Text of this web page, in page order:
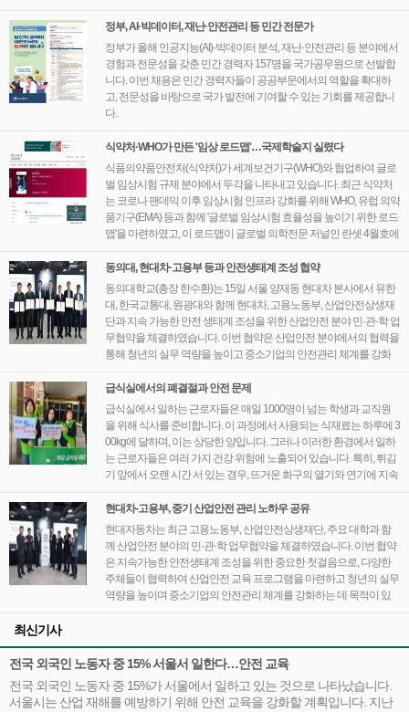
정부, AI·빅데이터, 재난·안전관리 등 민간 전문가
정부가 올해 인공지능(AI)·빅데이터 분석, 재난·안전관리 등 분야에서
경험과 전문성을 갖춘 민간 경력자 157명을 국가공무원으로 선발합
니다. 이번 채용은 민간 경력자들이 공공부문에서의 역할을 확대하
고, 전문성을 바탕으로 국가 발전에 기여할 수 있는 기회를 제공합니
다.
식약처·WHO가 만든 '임상 로드맵'…국제학술지 실렸다
식품의약품안전처(식약처)가 세계보건기구(WHO)와 협업하여 글로
벌 임상시험 규제 분야에서 두각을 나타내고 있습니다. 최근 식약처
는 코로나 팬데믹 이후 임상시험 인프라 강화를 위해 WHO, 유럽 의약
품기구(EMA) 등과 함께 '글로벌 임상시험 효율성을 높이기 위한 로드
맵'을 마련하였고, 이 로드맵이 글로벌 의학전문 저널인 란셋 4월호에
동의대, 현대차·고용부 등과 안전생태계 조성 협약
동의대학교(총장 한수환)는 15일 서울 양재동 현대차 본사에서 유한
대, 한국교통대, 원광대와 함께 현대차, 고용노동부, 산업안전상생재
단과 지속 가능한 안전 생태계 조성을 위한 산업안전 분야 민·관·학 업
무협약을 체결하였습니다. 이번 협약은 산업안전 분야에서의 협력을
통해 청년의 실무 역량을 높이고 중소기업의 안전관리 체계를 강화
급식실에서의 폐결절과 안전 문제
급식실에서 일하는 근로자들은 매일 1000명이 넘는 학생과 교직원
을 위해 식사를 준비합니다. 이 과정에서 사용되는 식재료는 하루에 3
00kg에 달하며, 이는 상당한 양입니다. 그러나 이러한 환경에서 일하
는 근로자들은 여러 가지 건강 위험에 노출되어 있습니다. 특히, 튀김
기 앞에서 오랜 시간 서 있는 경우, 뜨거운 화구의 열기와 연기에 지속
현대차-고용부, 중기 산업안전 관리 노하우 공유
현대자동차는 최근 고용노동부, 산업안전상생재단, 주요 대학과 함
께 산업안전 분야의 민·관·학 업무협약을 체결하였습니다. 이번 협약
은 지속가능한 안전생태계 조성을 위한 중요한 첫걸음으로, 다양한
주체들이 협력하여 산업안전 교육 프로그램을 마련하고 청년의 실무
역량을 높이며 중소기업의 안전관리 체계를 강화하는 데 목적이 있
최신기사
전국 외국인 노동자 중 15% 서울서 일한다…안전 교육
전국 외국인 노동자 중 15%가 서울에서 일하고 있는 것으로 나타났습니다.
서울시는 산업 재해를 예방하기 위해 안전 교육을 강화할 계획입니다. 지난